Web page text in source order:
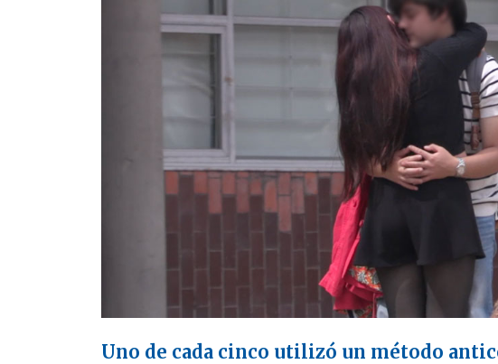
Uno de cada cinco utilizó un método